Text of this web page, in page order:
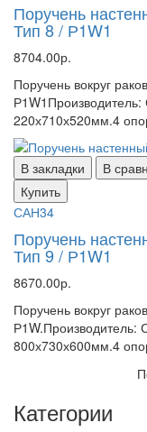
Поручень
Тип 8 / Р1W1
8704.00р.
Поручень вокруг
220х710х520мм.4
В закладки В
Купить
САН34
Поручень
Тип 9 / Р1W1
8670.00р.
Поручень вокруг
800х730х600мм.4
Категории